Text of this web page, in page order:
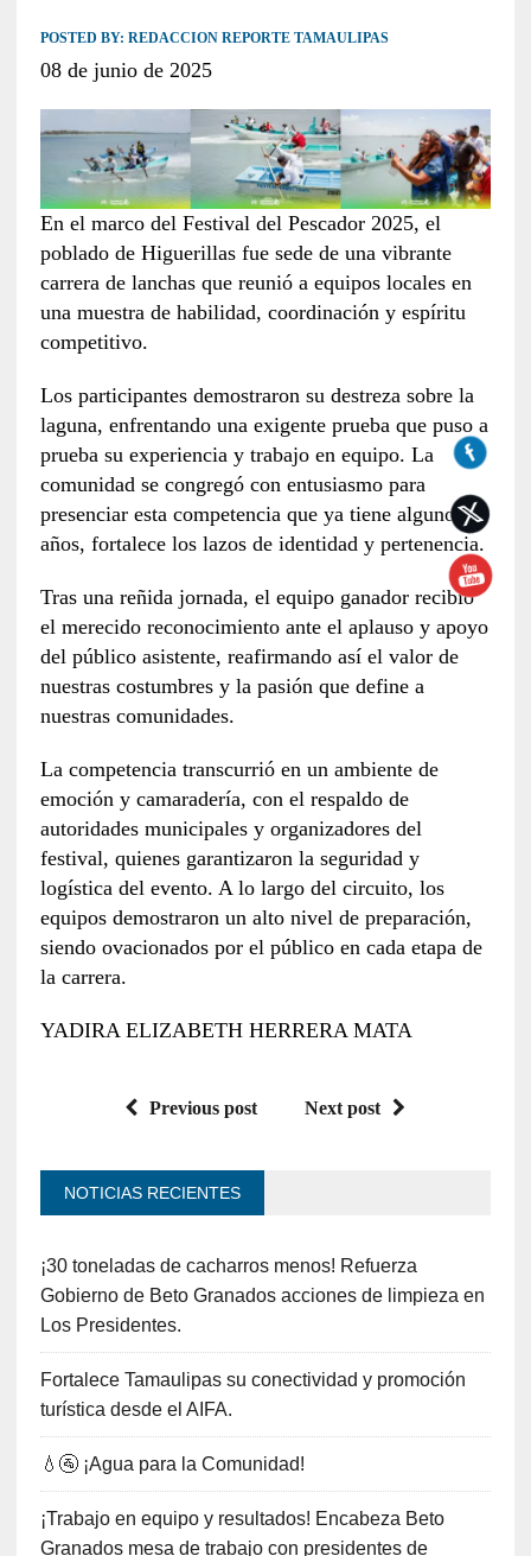
POSTED BY: REDACCION REPORTE TAMAULIPAS
08 de junio de 2025
En el marco del Festival del Pescador 2025, el
poblado de Higuerillas fue sede de una vibrante
carrera de lanchas que reunió a equipos locales en
una muestra de habilidad, coordinación y espíritu
competitivo.
Los participantes demostraron su destreza sobre la
laguna, enfrentando una exigente prueba que puso a
prueba su experiencia y trabajo en equipo. La
comunidad se congregó con entusiasmo para
presenciar esta competencia que ya tiene algunos
años, fortalece los lazos de identidad y pertenencia.
Tras una reñida jornada, el equipo ganador recibió
el merecido reconocimiento ante el aplauso y apoyo
del público asistente, reafirmando así el valor de
nuestras costumbres y la pasión que define a
nuestras comunidades.
La competencia transcurrió en un ambiente de
emoción y camaradería, con el respaldo de
autoridades municipales y organizadores del
festival, quienes garantizaron la seguridad y
logística del evento. A lo largo del circuito, los
equipos demostraron un alto nivel de preparación,
siendo ovacionados por el público en cada etapa de
la carrera.
YADIRA ELIZABETH HERRERA MATA
Previous post Next post
NOTICIAS RECIENTES
¡30 toneladas de cacharros menos! Refuerza
Gobierno de Beto Granados acciones de limpieza en
Los Presidentes.
Fortalece Tamaulipas su conectividad y promoción
turística desde el AIFA.
💧🚰 ¡Agua para la Comunidad!
¡Trabajo en equipo y resultados! Encabeza Beto
Granados mesa de trabajo con presidentes de